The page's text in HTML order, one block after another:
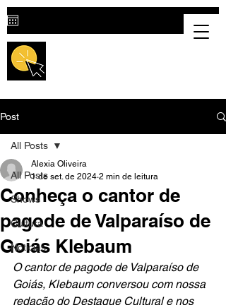
Post
All Posts
Shows
Cultura
Notícias
All Posts
Conheça o cantor de
pagode de Valparaíso de
Goiás Klebaum
Alexia Oliveira
1 de set. de 2024 2 min de leitura
O cantor de pagode de Valparaíso de
Goiás, Klebaum conversou com nossa
redação do Destaque Cultural e nos